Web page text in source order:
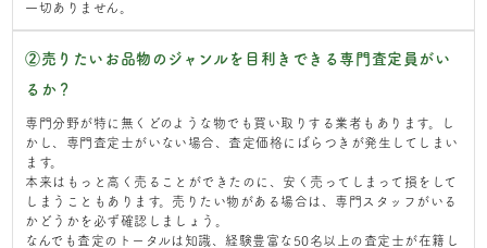
一切ありません。
②売りたいお品物のジャンルを目利きできる専門査定員がい
るか？
専門分野が特に無くどのような物でも買い取りする業者もあります。し
かし、専門査定士がいない場合、査定価格にばらつきが発生してしまい
ます。
本来はもっと高く売ることができたのに、安く売ってしまって損をして
しまうこともあります。売りたい物がある場合は、専門スタッフがいる
かどうかを必ず確認しましょう。
なんでも査定のトータルは知識、経験豊富な50名以上の査定士が在籍し